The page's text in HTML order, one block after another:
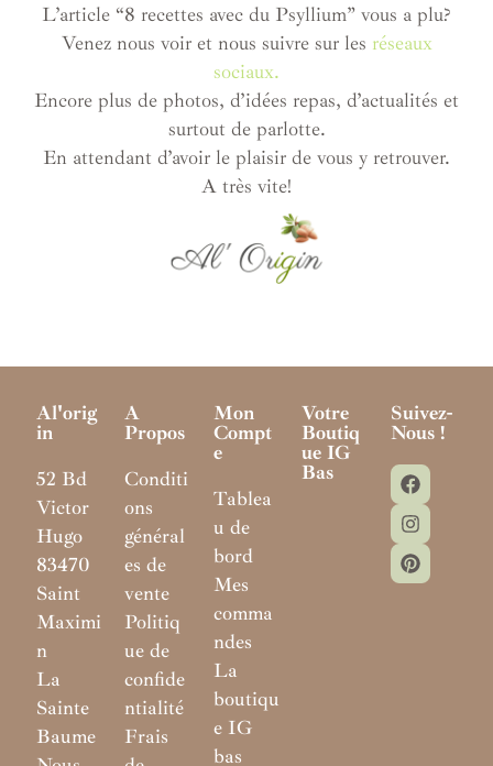
L’article “8 recettes avec du Psyllium” vous a plu?
Venez nous voir et nous suivre sur les réseaux
sociaux.
Encore plus de photos, d’idées repas, d’actualités et
surtout de parlotte.
En attendant d’avoir le plaisir de vous y retrouver.
A très vite!
Al'orig
In
52 Bd
Victor
Hugo
83470
Saint
Maximi
n
La
Sainte
Baume
A
Propos
Conditi
ons
général
es de
vente
Politiq
ue de
confide
ntialité
Frais
Mon
Compt
E
Tablea
u de
bord
Mes
comma
ndes
La
boutiqu
e IG
bas
Votre
Boutiq
Ue IG
Bas
Suivez-
Nous !